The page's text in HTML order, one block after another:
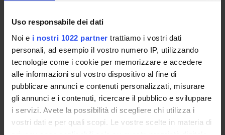
Uso responsabile dei dati
Noi e i nostri 1022 partner trattiamo i vostri dati
personali, ad esempio il vostro numero IP, utilizzando
tecnologie come i cookie per memorizzare e accedere
alle informazioni sul vostro dispositivo al fine di
pubblicare annunci e contenuti personalizzati, misurare
gli annunci e i contenuti, ricercare il pubblico e sviluppare
i servizi. Avete la possibilità di scegliere chi utilizza i
vostri dati e per quali scopi. Le vostre scelte in materia di
ORGANISATION
GOVERNANCE
COMMITTEES
DEPARTMENT ADMINISTRATION OFFICES
STUDENT ADMINISTRATION OFFICES